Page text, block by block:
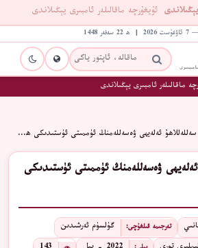
ئۇيغۇرچە ماقالىلەر ئامبىرى يېڭىلاندى
1448
ماقالىلەر ئامبىرى يېڭىلاندى
سەللەللاھۇ ئەلەيھى ۋەسەللەمنڭ ئۈممىتى ئۈستىدىكى ھ…
ئەلەيھى ۋەسەللەمنڭ ئۈممىتى ئۈستىدىكى
تەرجىمە قىلغۇچى: گۈلسۈم ئەرشىدىن